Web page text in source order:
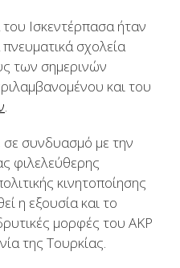
Ισκεντέρπασα ήταν
σχολεία
των σημερινών
και του
.
σε συνδυασμό με την
φιλελεύθερης
κινητοποίησης
η εξουσία και το
μορφές του ΑΚΡ
της Τουρκίας.